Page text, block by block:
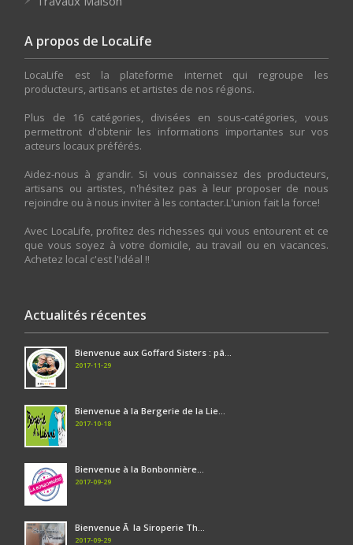
A propos de LocaLife
LocaLife est la plateforme internet qui regroupe les
producteurs, artisans et artistes de nos régions.
Plus de 16 catégories, divisées en sous-catégories, vous
permettront d'obtenir les informations importantes sur vos
acteurs locaux préférés.
Aidez-nous à grandir. Si vous connaissez des producteurs,
artisans ou artistes, n'hésitez pas à leur proposer de nous
rejoindre ou à nous inviter à les contacter.L'union fait la force!
Avec LocaLife, profitez des richesses qui vous entourent et ce
que vous soyez à votre domicile, au travail ou en vacances.
Achetez local c'est l'idéal !!
Actualités récentes
Bienvenue aux Goffard Sisters : pâ...
2017-11-29
Bienvenue à la Bergerie de la Lie...
2017-10-18
Bienvenue à la Bonbonnière...
2017-09-29
Bienvenue Ã la Siroperie Th...
2017-09-29